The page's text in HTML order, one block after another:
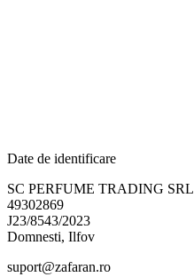
Date de identificare
SC PERFUME TRADING SRL
49302869
J23/8543/2023
Domnesti, Ilfov
suport@zafaran.ro